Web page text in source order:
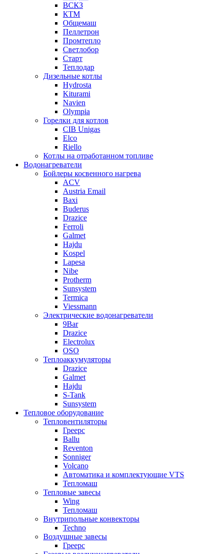
ВСКЗ
КТМ
Общемаш
Пеллетрон
Промтепло
Светлобор
Старт
Теплодар
Дизельные котлы
Hydrosta
Kiturami
Navien
Olympia
Горелки для котлов
CIB Unigas
Elco
Riello
Котлы на отработанном топливе
Водонагреватели
Бойлеры косвенного нагрева
ACV
Austria Email
Baxi
Buderus
Drazice
Ferroli
Galmet
Hajdu
Kospel
Lapesa
Nibe
Protherm
Sunsystem
Termica
Viessmann
Электрические водонагреватели
9Bar
Drazice
Electrolux
OSO
Теплоаккумуляторы
Drazice
Galmet
Hajdu
S-Tank
Sunsystem
Тепловое оборудование
Тепловентиляторы
Греерс
Ballu
Reventon
Sonniger
Volcano
Автоматика и комплектующие VTS
Тепломаш
Тепловые завесы
Wing
Тепломаш
Внутрипольные конвекторы
Techno
Воздушные завесы
Греерс